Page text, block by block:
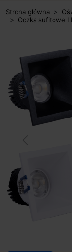
Strona główna
Oczka sufitowe